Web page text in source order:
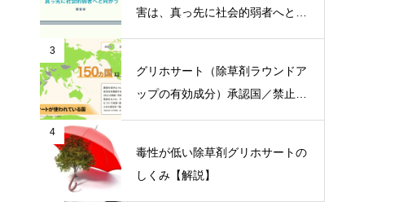
害は、真っ先に社会的弱者へと向
かう』【オーガニック問題研究会
3
グリホサート（除草剤ラウンドア
ップの有効成分）承認国／禁止国
一覧
4
毒性が低い除草剤グリホサートの
しくみ【解説】